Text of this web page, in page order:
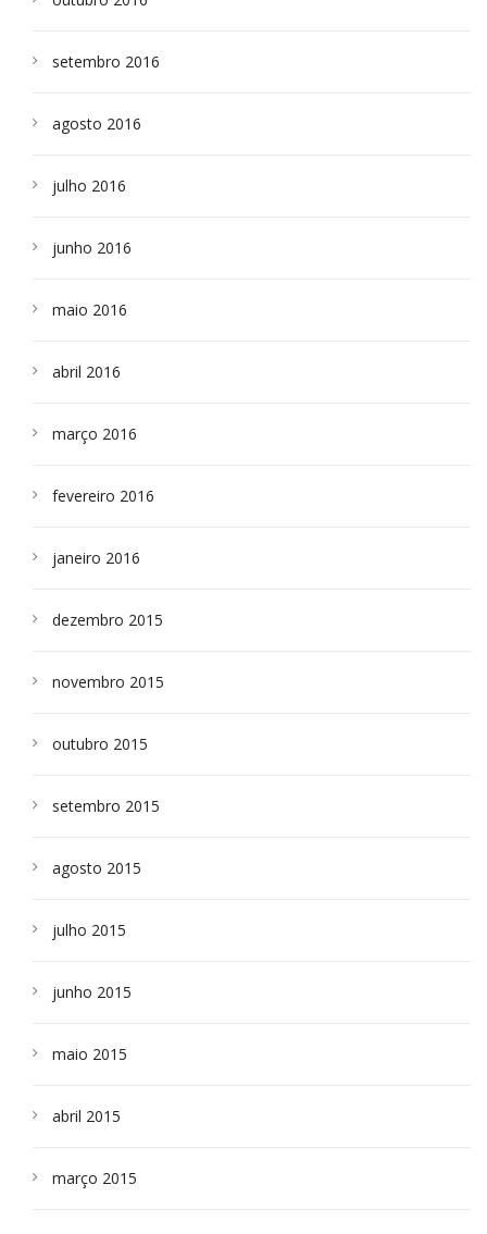
setembro 2016
agosto 2016
julho 2016
junho 2016
maio 2016
abril 2016
março 2016
fevereiro 2016
janeiro 2016
dezembro 2015
novembro 2015
outubro 2015
setembro 2015
agosto 2015
julho 2015
junho 2015
maio 2015
abril 2015
março 2015